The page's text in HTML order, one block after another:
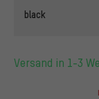
black
Versand in 1-3